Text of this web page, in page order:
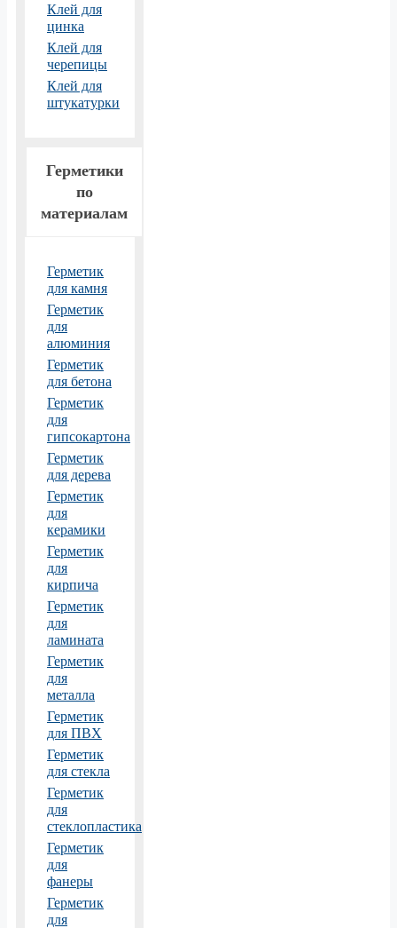
Клей для
цинка
Клей для
черепицы
Клей для
штукатурки
Герметики
по
материалам
Герметик
для камня
Герметик
для
алюминия
Герметик
для бетона
Герметик
для
гипсокартона
Герметик
для дерева
Герметик
для
керамики
Герметик
для
кирпича
Герметик
для
ламината
Герметик
для
металла
Герметик
для ПВХ
Герметик
для стекла
Герметик
для
стеклопластика
Герметик
для
фанеры
Герметик
для